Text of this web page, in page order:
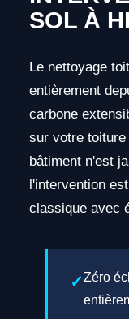
SOL À
Le nettoyage
entièrement
carbone
sur votre
bâtiment n'est
l'intervention
classique avec
Zéro